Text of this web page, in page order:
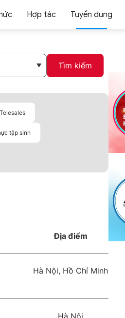
Hợp tác Tuyển dụng
Tìm kiếm
Telesales
tập sinh
Địa điểm
Hà Nội, Hồ Chí Minh
Hà Nội